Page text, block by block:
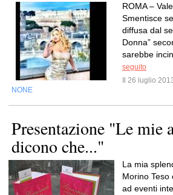
ROMA –
Smentisce
diffusa dal
Donna”
sarebbe
seguito
Il 26 luglio
NONE
Presentazione "Le mie
dicono che..."
La mia
Morino Teso
ad eventi